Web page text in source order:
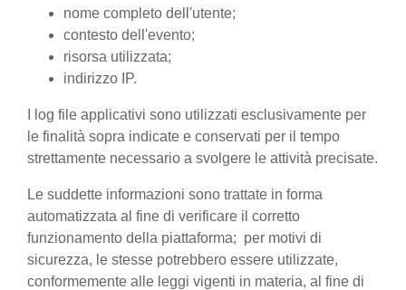
nome completo dell'utente;
contesto dell'evento;
risorsa utilizzata;
indirizzo IP.
I log file applicativi sono utilizzati esclusivamente per
le finalità sopra indicate e conservati per il tempo
strettamente necessario a svolgere le attività precisate.
Le suddette informazioni sono trattate in forma
automatizzata al fine di verificare il corretto
funzionamento della piattaforma; per motivi di
sicurezza, le stesse potrebbero essere utilizzate,
conformemente alle leggi vigenti in materia, al fine di